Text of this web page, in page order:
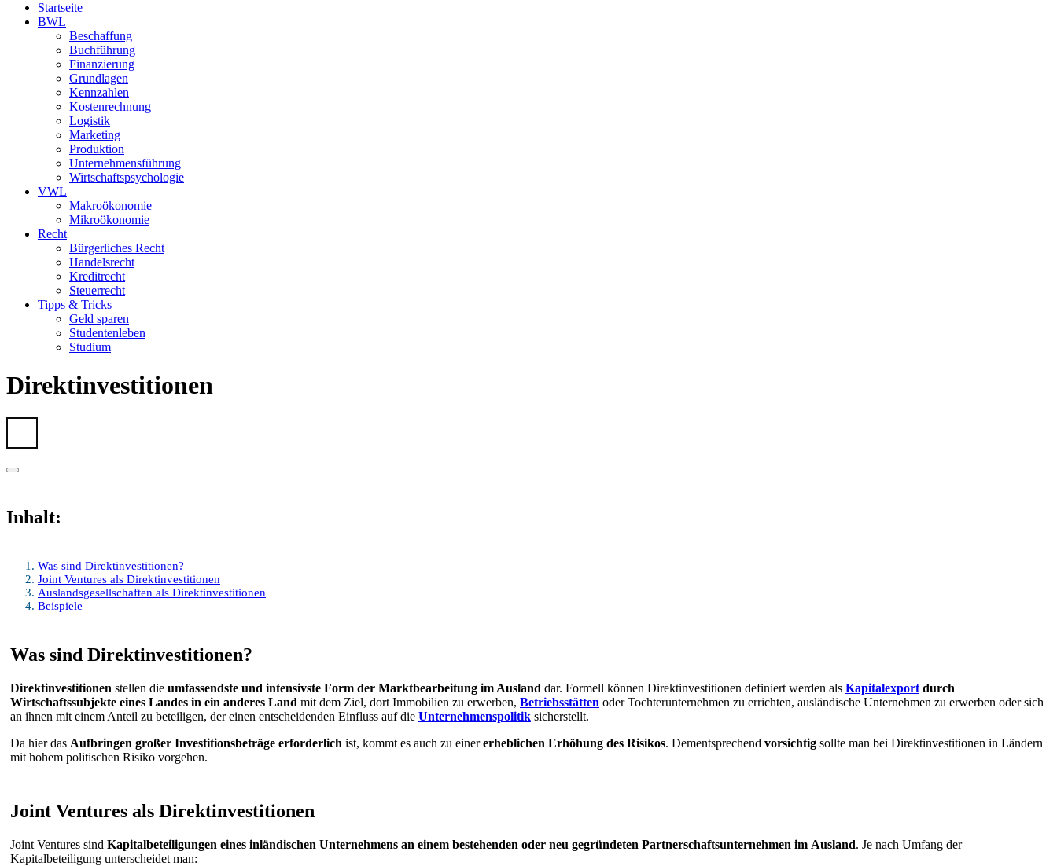
Startseite
BWL
Beschaffung
Buchführung
Finanzierung
Grundlagen
Kennzahlen
Kostenrechnung
Logistik
Marketing
Produktion
Unternehmensführung
Wirtschaftspsychologie
VWL
Makroökonomie
Mikroökonomie
Recht
Bürgerliches Recht
Handelsrecht
Kreditrecht
Steuerrecht
Tipps & Tricks
Geld sparen
Studentenleben
Studium
Direktinvestitionen
Inhalt:
Was sind Direktinvestitionen?
Joint Ventures als Direktinvestitionen
Auslandsgesellschaften als Direktinvestitionen
Beispiele
Was sind Direktinvestitionen?
Direktinvestitionen stellen die umfassendste und intensivste Form der Marktbearbeitung im Ausland dar. Formell können Direktinvestitionen definiert werden als Kapitalexport durch
Wirtschaftssubjekte eines Landes in ein anderes Land mit dem Ziel, dort Immobilien zu erwerben, Betriebsstätten oder Tochterunternehmen zu errichten, ausländische Unternehmen zu erwerben oder sich
an ihnen mit einem Anteil zu beteiligen, der einen entscheidenden Einfluss auf die Unternehmenspolitik sicherstellt.
Da hier das Aufbringen großer Investitionsbeträge erforderlich ist, kommt es auch zu einererheblichen Erhöhung des Risikos. Dementsprechend vorsichtig sollte man bei Direktinvestitionen in Ländern
mit hohem politischen Risiko vorgehen.
Joint Ventures als Direktinvestitionen
Joint Ventures sind Kapitalbeteiligungen eines inländischen Unternehmens an einem bestehenden oder neu gegründeten Partnerschaftsunternehmen im Ausland. Je nach Umfang der
Kapitalbeteiligung unterscheidet man: